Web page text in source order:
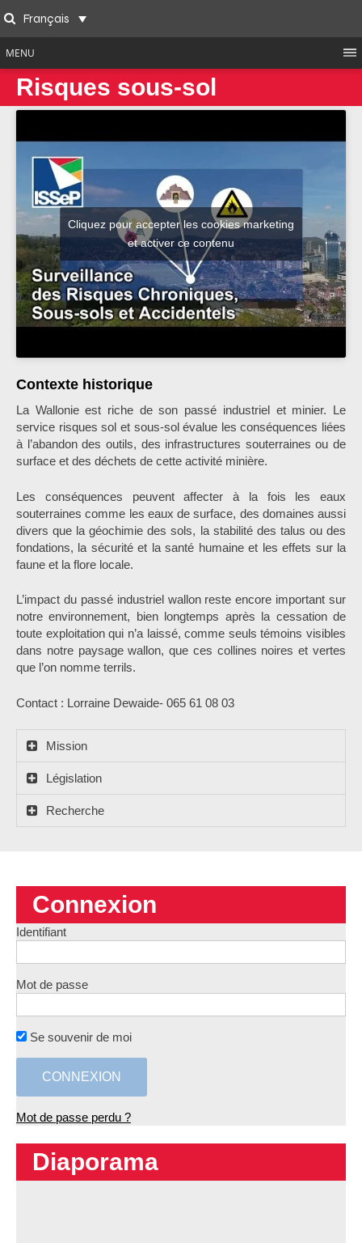
to
content
SearchFrançais
MENU
Risques sous-sol
Cliquez pour accepter les cookies marketing
et activer ce contenu
Contexte historique
La Wallonie est riche de son passé industriel et minier. Le
service risques sol et sous-sol évalue les conséquences liées
à l’abandon des outils, des infrastructures souterraines ou de
surface et des déchets de cette activité minière.
Les conséquences peuvent affecter à la fois les eaux
souterraines comme les eaux de surface, des domaines aussi
divers que la géochimie des sols, la stabilité des talus ou des
fondations, la sécurité et la santé humaine et les effets sur la
faune et la flore locale.
L’impact du passé industriel wallon reste encore important sur
notre environnement, bien longtemps après la cessation de
toute exploitation qui n’a laissé, comme seuls témoins visibles
dans notre paysage wallon, que ces collines noires et vertes
que l’on nomme terrils.
Contact : Lorraine Dewaide- 065 61 08 03
Mission
Législation
Recherche
Connexion
Identifiant
Mot de passe
Se souvenir de moi
Mot de passe perdu ?
Diaporama